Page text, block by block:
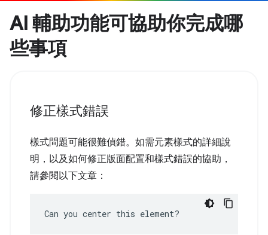
AI 輔助功能可協助你完成哪
些事項
修正樣式錯誤
樣式問題可能很難偵錯。如需元素樣式的詳細說
明，以及如何修正版面配置和樣式錯誤的協助，
請參閱以下文章：
Can you center this element?